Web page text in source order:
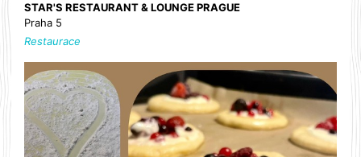
STAR'S RESTAURANT & LOUNGE PRAGUE
Praha 5
Restaurace